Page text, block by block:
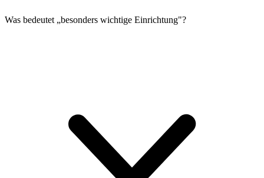
Was bedeutet „besonders wichtige Einrichtung"?